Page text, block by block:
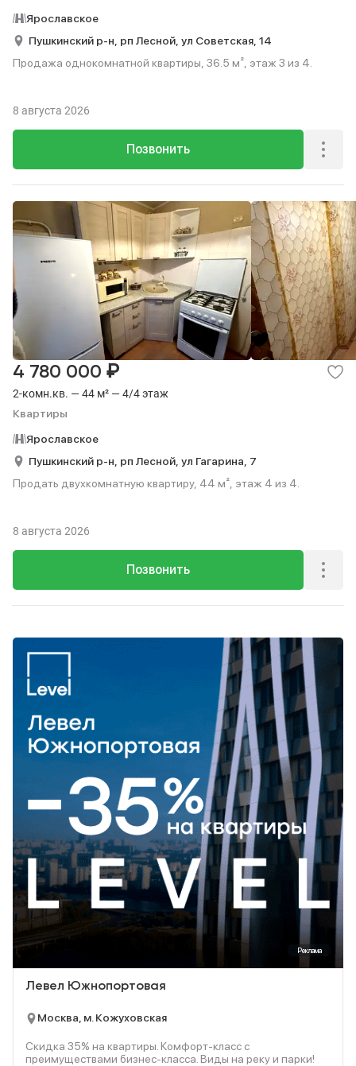
Ярославское
Пушкинский р-н, рп Лесной, ул Советская, 14
Продажа однокомнатной квартиры, 36.5 м², этаж 3 из 4.
Позвонить
8 августа 2026
2-комн.кв. — 44 м² — 4/4 этаж
Квартиры
4 780 000 ₽
Ярославское
Пушкинский р-н, рп Лесной, ул Гагарина, 7
Продать двухкомнатную квартиру, 44 м², этаж 4 из 4.
Позвонить
8 августа 2026
Реклама
Левел Южнопортовая
Москва, м. Кожуховская
Скидка 35% на квартиры. Комфорт-класс с
преимуществами бизнес-класса. Виды на реку и парки!